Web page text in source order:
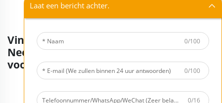
Laat een bericht achter.
0/100
0/100
0/16
Vindt u niet wat u zoekt?
Neem contact op met onze consultants
voor meer beschikbare producten.
Vraag nu een offerte aan